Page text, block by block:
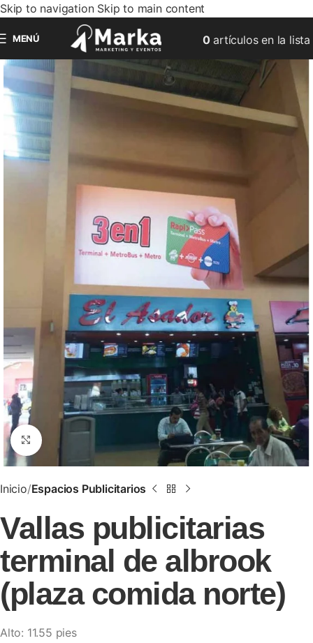
Skip to navigation Skip to main content
MENÚ 0artículosen la lista
Clic para ampliar
Inicio Espacios Publicitarios
Vallas publicitarias
terminal de albrook
(plaza comida norte)
Alto: 11.55 pies